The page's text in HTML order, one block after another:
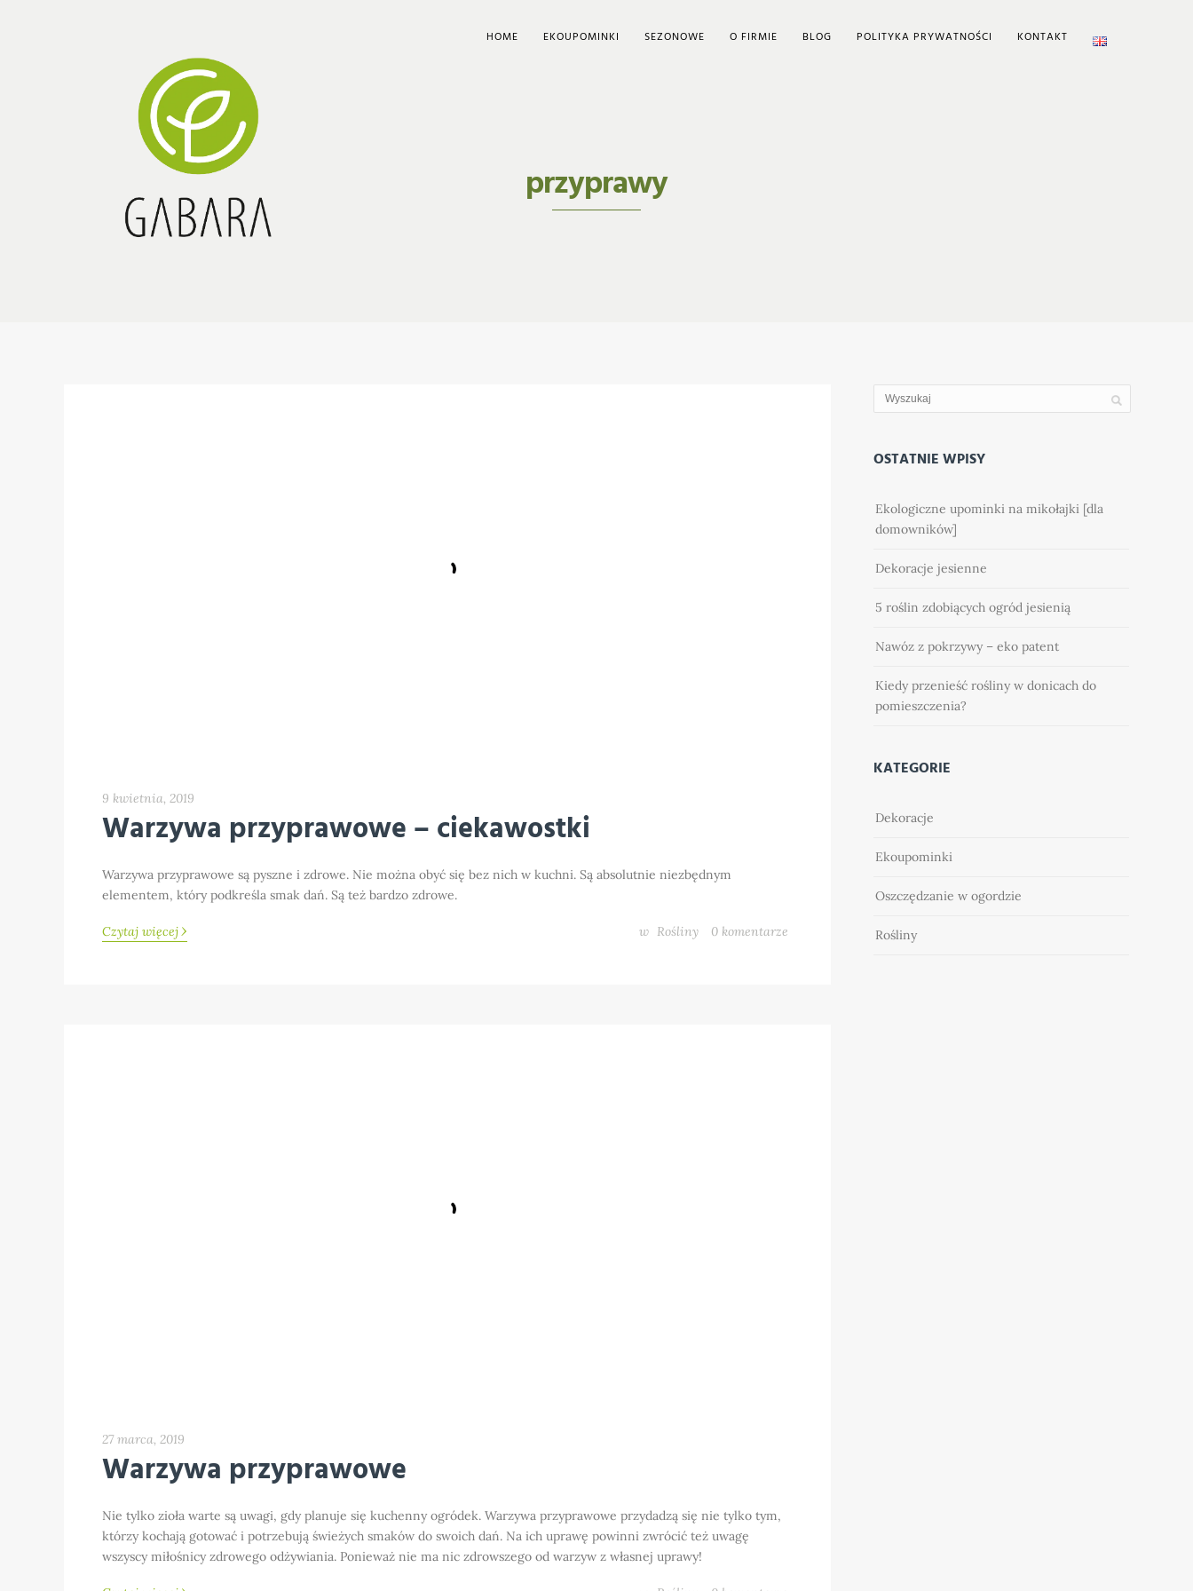
HOME EKOUPOMINKI SEZONOWE O FIRMIE BLOG POLITYKA PRYWATNOŚCI KONTAKT
przyprawy
9 kwietnia, 2019
Warzywa przyprawowe – ciekawostki
Warzywa przyprawowe są pyszne i zdrowe. Nie można obyć się bez nich w kuchni. Są absolutnie niezbędnym
elementem, który podkreśla smak dań. Są też bardzo zdrowe.
Czytaj więcej› w Rośliny 0 komentarze
27 marca, 2019
Warzywa przyprawowe
Nie tylko zioła warte są uwagi, gdy planuje się kuchenny ogródek. Warzywa przyprawowe przydadzą się nie tylko tym,
którzy kochają gotować i potrzebują świeżych smaków do swoich dań. Na ich uprawę powinni zwrócić też uwagę
wszyscy miłośnicy zdrowego odżywiania. Ponieważ nie ma nic zdrowszego od warzyw z własnej uprawy!
OSTATNIE WPISY
Ekologiczne upominki na mikołajki [dla
domowników]
Dekoracje jesienne
5 roślin zdobiących ogród jesienią
Nawóz z pokrzywy – eko patent
Kiedy przenieść rośliny w donicach do
pomieszczenia?
KATEGORIE
Dekoracje
Ekoupominki
Oszczędzanie w ogordzie
Rośliny